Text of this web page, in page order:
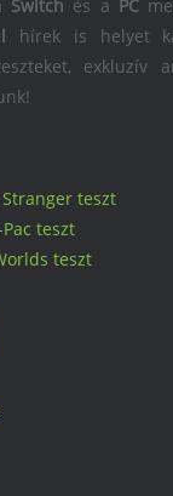
teszt
teszt
teszt
Switch és a PC
hírek is helyet
exkluzív